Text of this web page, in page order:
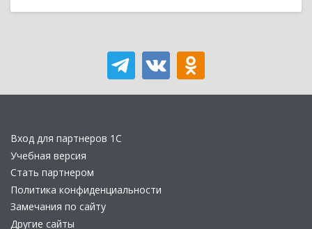
Вход для партнеров 1С
Учебная версия
Стать партнером
Политика конфиденциальности
Замечания по сайту
Другие сайты